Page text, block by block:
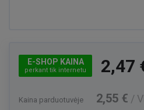
E-SHOP KAINA
perkant tik internetu 2,47
Kaina parduotuvėje 2,55 € /